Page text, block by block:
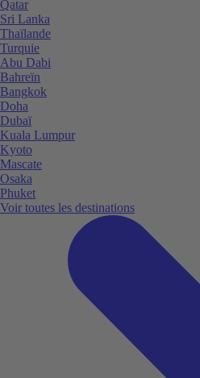
Qatar
Sri Lanka
Thaïlande
Turquie
Abu Dabi
Bahreïn
Bangkok
Doha
Dubaï
Kuala Lumpur
Kyoto
Mascate
Osaka
Phuket
Voir toutes les destinations